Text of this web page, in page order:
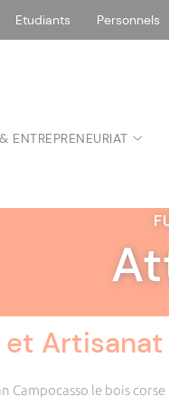
Etudiants Personnels
ENTREPRENEURIAT
et Artisanat
Campocasso le bois corse